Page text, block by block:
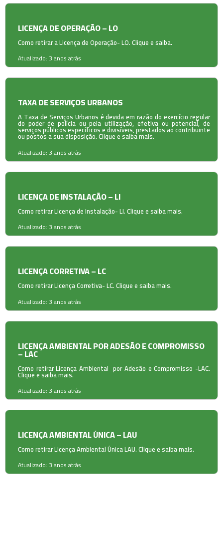
LICENÇA DE OPERAÇÃO – LO
Como retirar a Licença de Operação- LO. Clique e saiba.
Atualizado: 3 anos atrás
TAXA DE SERVIÇOS URBANOS
A Taxa de Serviços Urbanos é devida em razão do exercício regular
do poder de polícia ou pela utilização, efetiva ou potencial, de
serviços públicos específicos e divisíveis, prestados ao contribuinte
ou postos a sua disposição. Clique e saiba mais.
Atualizado: 3 anos atrás
LICENÇA DE INSTALAÇÃO – LI
Como retirar Licença de Instalação- LI. Clique e saiba mais.
Atualizado: 3 anos atrás
LICENÇA CORRETIVA – LC
Como retirar Licença Corretiva- LC. Clique e saiba mais.
Atualizado: 3 anos atrás
LICENÇA AMBIENTAL POR ADESÃO E COMPROMISSO
– LAC
Como retirar Licença Ambiental por Adesão e Compromisso -LAC.
Clique e saiba mais.
Atualizado: 3 anos atrás
LICENÇA AMBIENTAL ÚNICA – LAU
Como retirar Licença Ambiental Única LAU. Clique e saiba mais.
Atualizado: 3 anos atrás